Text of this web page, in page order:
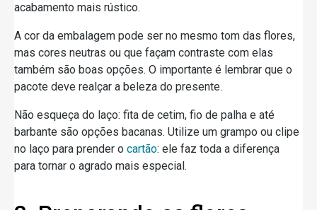
acabamento mais rústico.
A cor da embalagem pode ser no mesmo tom das flores,
mas cores neutras ou que façam contraste com elas
também são boas opções. O importante é lembrar que o
pacote deve realçar a beleza do presente.
Não esqueça do laço: fita de cetim, fio de palha e até
barbante são opções bacanas. Utilize um grampo ou clipe
no laço para prender o cartão: ele faz toda a diferença
para tornar o agrado mais especial.